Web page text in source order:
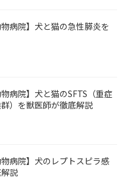
物病院】犬と猫の急性膵炎を
物病院】犬と猫のSFTS（重症
）を獣医師が徹底解説
物病院】犬のレプトスピラ感
説